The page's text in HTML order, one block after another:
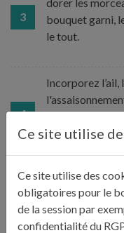
3
bouquet garni,
le tout.
4
Incorporez l’ail,
les
Enfournez
Sortez le plat
servir.
de pâtes
Ce site utilise
Ce site utilise des
obligatoires pour le
de la session par
confidentialité du